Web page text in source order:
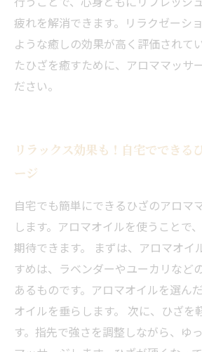
疲れを解消できます。リラクゼーシ
ような癒しの効果が高く評価されて
たひざを癒すために、アロママッサ
ださい。
リラックス効果も！自宅でできる
ージ
自宅でも簡単にできるひざのアロマ
します。アロマオイルを使うことで
期待できます。 まずは、アロマオイ
すめは、ラベンダーやユーカリなど
あるものです。アロマオイルを選ん
オイルを垂らします。 次に、ひざを
す。指先で強さを調整しながら、ゆ